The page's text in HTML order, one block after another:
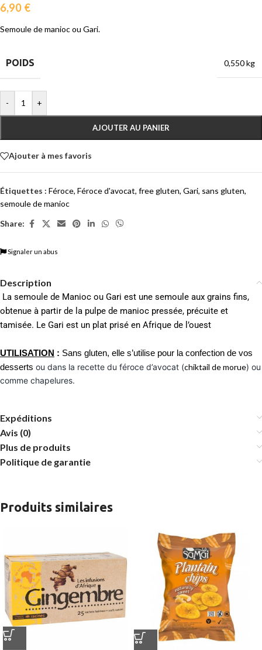
6,90 €
Semoule de manioc ou Gari.
POIDS 0,550 kg
- +
AJOUTER AU PANIER
Ajouter à mes favoris
Étiquettes : Féroce, Féroce d'avocat, free gluten, Gari, sans gluten,
semoule de manioc
Share:
Signaler un abus
Description
La semoule de Manioc ou Gari est une semoule aux grains fins,
obtenue à partir de la pulpe de manioc pressée, précuite et
tamisée. Le Gari est un plat prisé en Afrique de l’ouest
UTILISATION : Sans gluten, elle s’utilise pour la confection de vos
desserts ou dans la recette du féroce d’avocat (chiktail de morue) ou
comme chapelures.
Expéditions
Avis (0)
Plus de produits
Politique de garantie
Produits similaires